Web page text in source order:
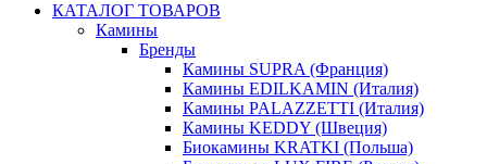
КАТАЛОГ ТОВАРОВ
Камины
Бренды
Камины SUPRA (Франция)
Камины EDILKAMIN (Италия)
Камины PALAZZETTI (Италия)
Камины KEDDY (Швеция)
Биокамины KRATKI (Польша)